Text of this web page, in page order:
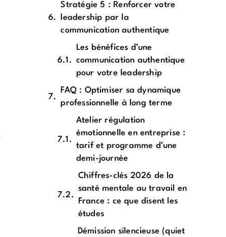
Stratégie 5 : Renforcer votre
leadership par la
communication authentique
Les bénéfices d’une
communication authentique
pour votre leadership
FAQ : Optimiser sa dynamique
professionnelle à long terme
Atelier régulation
émotionnelle en entreprise :
tarif et programme d’une
demi-journée
Chiffres-clés 2026 de la
santé mentale au travail en
France : ce que disent les
études
Démission silencieuse (quiet